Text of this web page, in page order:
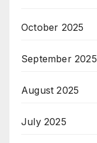
October 2025
September 2025
August 2025
July 2025